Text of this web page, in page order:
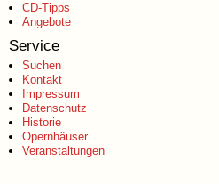
CD-Tipps
Angebote
Service
Suchen
Kontakt
Impressum
Datenschutz
Historie
Opernhäuser
Veranstaltungen